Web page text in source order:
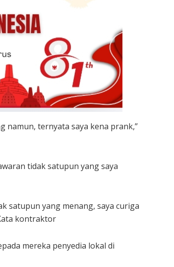
namun, ternyata saya kena prank,”
tidak satupun yang saya
satupun yang menang, saya curiga
kontraktor
mereka penyedia lokal di